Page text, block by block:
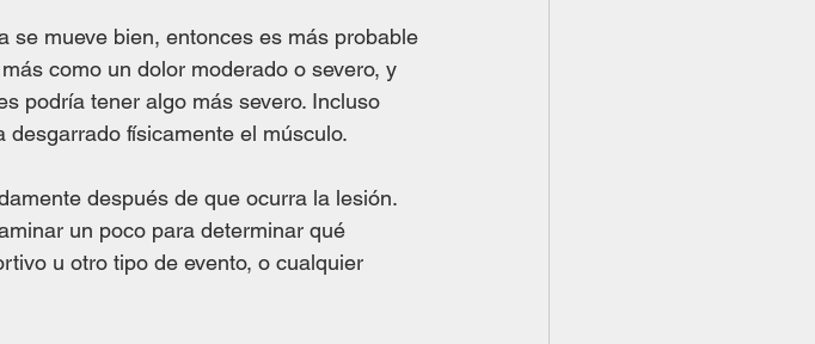
se mueve bien, entonces es más probable
como un dolor moderado o severo, y
podría tener algo más severo. Incluso
físicamente el músculo.
después de que ocurra la lesión.
un poco para determinar qué
u otro tipo de evento, o cualquier